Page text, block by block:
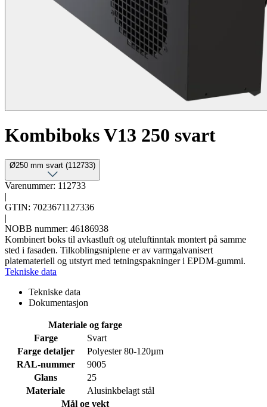
Kombiboks V13 250 svart
Ø250 mm svart (112733)
Varenummer: 112733
|
GTIN: 7023671127336
|
NOBB nummer: 46186938
Kombinert boks til avkastluft og uteluftinntak montert på samme
sted i fasaden. Tilkoblingsniplene er av varmgalvanisert
platemateriell og utstyrt med tetningspakninger i EPDM-gummi.
Tekniske data
Tekniske data
Dokumentasjon
Materiale og farge
Farge
Svart
Farge detaljer
Polyester 80-120µm
RAL-nummer
9005
Glans
25
Materiale
Alusinkbelagt stål
Mål og vekt